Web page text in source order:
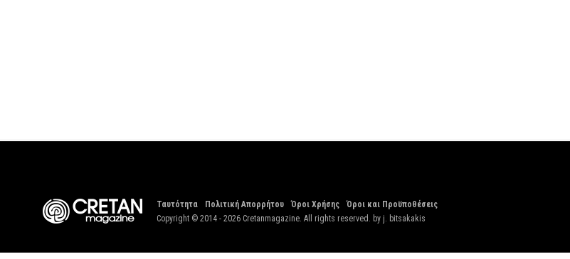
Ταυτότητα Πολιτική Απορρήτου Όροι Χρήσης
Όροι και Προϋποθέσεις
Copyright © 2014 - 2026 Cretanmagazine. All rights reserved. by j. bitsakakis